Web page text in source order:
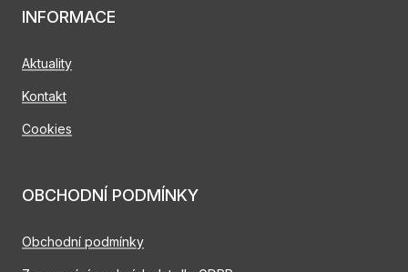
INFORMACE
Aktuality
Kontakt
Cookies
OBCHODNÍ PODMÍNKY
Obchodní podmínky